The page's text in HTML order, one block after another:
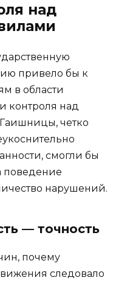
над
привело бы к
в области
контроля над
четко
смогли бы
поведение
нарушений.
— точность
почему
следовало